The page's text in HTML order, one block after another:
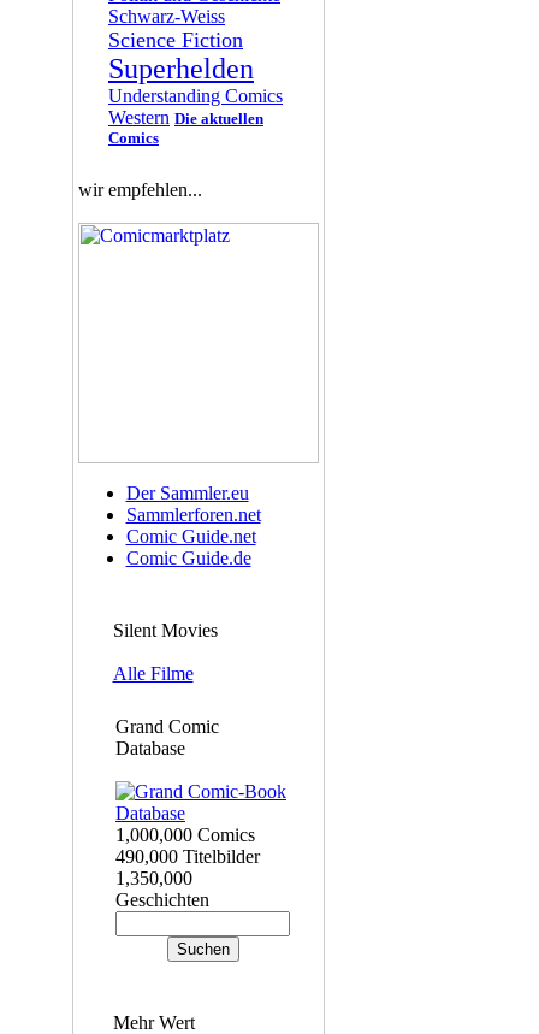
Schwarz-Weiss
Science Fiction
Superhelden
Understanding Comics
Western Die aktuellen
Comics
wir empfehlen...
Der Sammler.eu
Sammlerforen.net
Comic Guide.net
Comic Guide.de
Silent Movies
Alle Filme
Grand Comic
Database
1,000,000 Comics
490,000 Titelbilder
1,350,000
Geschichten
Mehr Wert